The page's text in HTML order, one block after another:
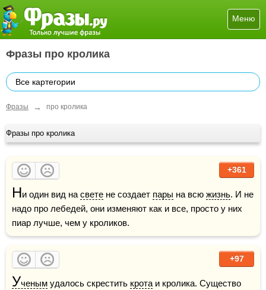
Меню
Фразы про кролика
Все картегории
Фразы → про кролика
Фразы про кролика
+361
Ни один вид на свете не создает пары на всю жизнь. И не
надо про лебедей, они изменяют как и все, просто у них
пиар лучше, чем у кроликов.
+97
Ученым удалось скрестить крота и кролика. Существо